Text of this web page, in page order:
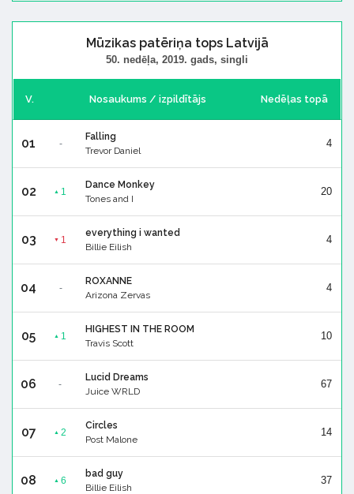
Mūzikas patēriņa tops Latvijā
50. nedēļa, 2019. gads, singli
V. Nosaukums / izpildītājs Nedēļas topā
01 -
Falling
Trevor Daniel
4
02 ▲ 1
Dance Monkey
Tones and I
20
03 ▼ 1
everything i wanted
Billie Eilish
4
04 -
ROXANNE
Arizona Zervas
4
05 ▲ 1
HIGHEST IN THE ROOM
Travis Scott
10
06 -
Lucid Dreams
Juice WRLD
67
07 ▲ 2
Circles
Post Malone
14
08 ▲ 6
bad guy
Billie Eilish
37